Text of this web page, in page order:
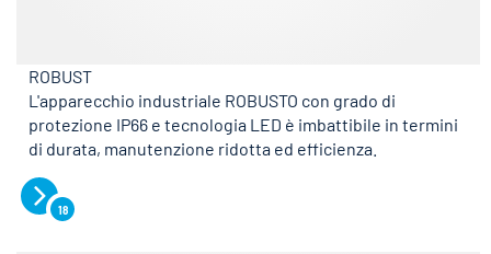
ROBUST
L'apparecchio industriale ROBUSTO con grado di
protezione IP66 e tecnologia LED è imbattibile in termini
di durata, manutenzione ridotta ed efficienza.
18